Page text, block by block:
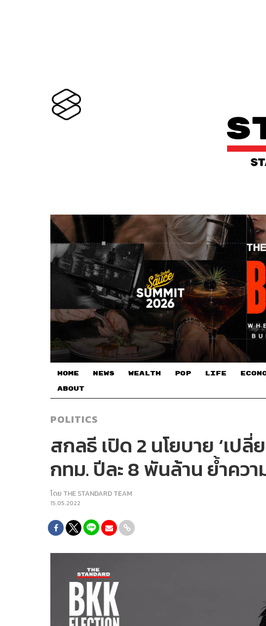
HOME NEWS WEALTH POP LIFE
ABOUT
POLITICS
สกลธี เปิด 2 นโยบาย ‘เปลี่
กทม. ปีละ 8 พันล้าน ย้ำคว
โดย THE STANDARD TEAM
15.05.2022